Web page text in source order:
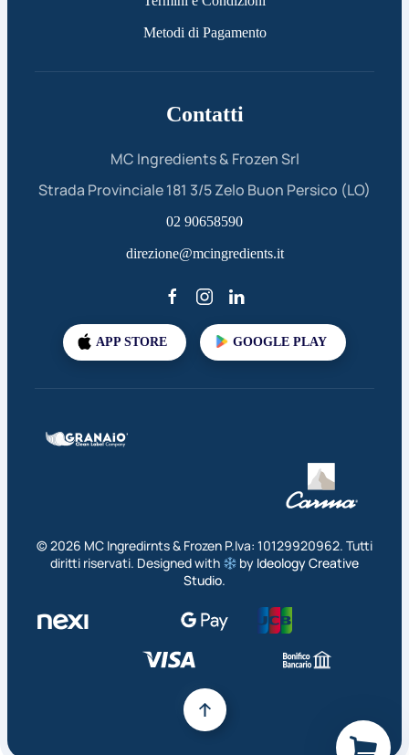
Metodi di Pagamento
Contatti
MC Ingredients & Frozen Srl
Strada Provinciale 181 3/5 Zelo Buon Persico (LO)
02 90658590
direzione@mcingredients.it
APP STORE GOOGLE PLAY
©2026 MC Ingredirnts & Frozen P.Iva: 10129920962. Tutti
diritti riservati. Designed with
by Ideology Creative
Studio.